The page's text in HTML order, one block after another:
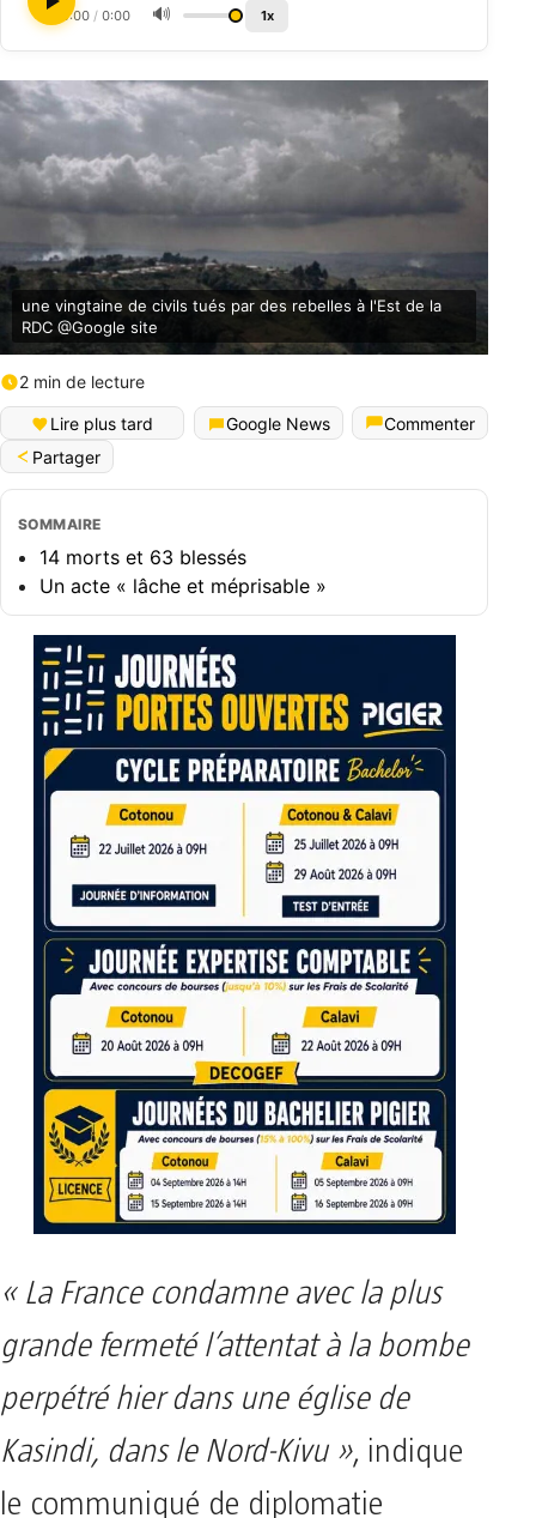
0:00 / 0:00 🔊 1x
une vingtaine de civils tués par des rebelles à l'Est de la
RDC @Google site
2 min de lecture
Lire plus tard Google News
Commenter
Partager
SOMMAIRE
14 morts et 63 blessés
Un acte « lâche et méprisable »
« La France condamne avec la plus
grande fermeté l’attentat à la bombe
perpétré hier dans une église de
Kasindi, dans le Nord-Kivu », indique
le communiqué de diplomatie